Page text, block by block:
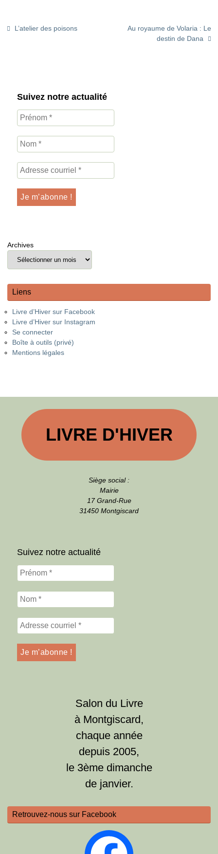
L’atelier des poisons
Au royaume de Volaria : Le
destin de Dana
Suivez notre actualité
Archives
Liens
Livre d’Hiver sur Facebook
Livre d’Hiver sur Instagram
Se connecter
Boîte à outils (privé)
Mentions légales
LIVRE D'HIVER
Siège social :
Mairie
17 Grand-Rue
31450 Montgiscard
Suivez notre actualité
Salon du Livre
à Montgiscard,
chaque année
depuis 2005,
le 3ème dimanche
de janvier.
Retrouvez-nous sur Facebook